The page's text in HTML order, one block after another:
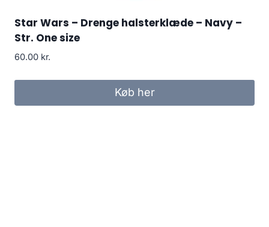
Star Wars – Drenge halsterklæde – Navy –
Str. One size
60.00 kr.
Køb her